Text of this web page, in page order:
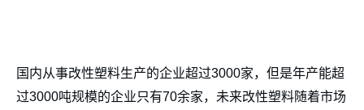
国内从事改性塑料生产的企业超过3000家，但是年产能超
过3000吨规模的企业只有70余家，未来改性塑料随着市场